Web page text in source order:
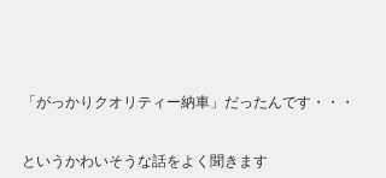
「がっかりクオリティー納車」だったんです・・・
というかわいそうな話をよく聞きます